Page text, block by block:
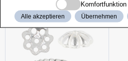
Milanaise
Alle akzeptieren Übernehmen